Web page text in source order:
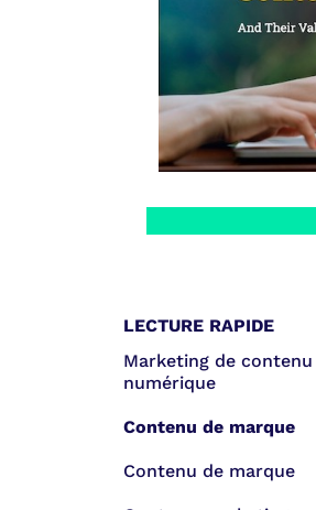
LECTURE RAPIDE
Marketing de contenu
numérique
Contenu de marque
Contenu de marque